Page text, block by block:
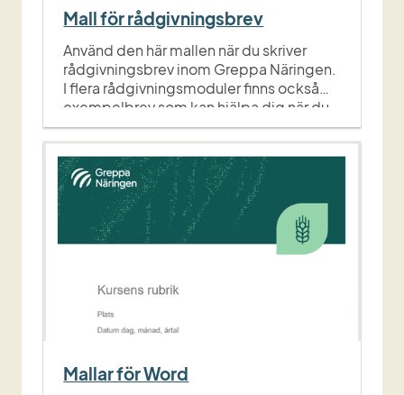
Mall för rådgivningsbrev
Använd den här mallen när du skriver
rådgivningsbrev inom Greppa Näringen.
I flera rådgivningsmoduler finns också
exempelbrev som kan hjälpa dig när du
tar fram ditt eget underlag.
Mallar för Word